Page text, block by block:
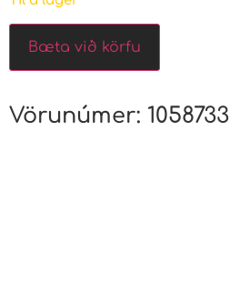
Bæta við körfu
Vörunúmer: 1058733